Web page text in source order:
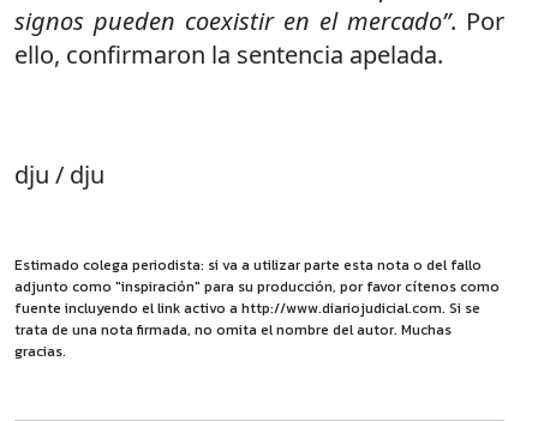
signos pueden coexistir en el mercado”. Por
ello, confirmaron la sentencia apelada.
dju / dju
Estimado colega periodista: si va a utilizar parte esta nota o del fallo
adjunto como "inspiración" para su producción, por favor cítenos como
fuente incluyendo el link activo a http://www.diariojudicial.com. Si se
trata de una nota firmada, no omita el nombre del autor. Muchas
gracias.